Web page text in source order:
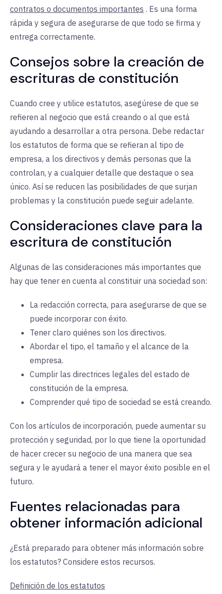
contratos o documentos importantes . Es una forma
rápida y segura de asegurarse de que todo se firma y
entrega correctamente.
Consejos sobre la creación de
escrituras de constitución
Cuando cree y utilice estatutos, asegúrese de que se
refieren al negocio que está creando o al que está
ayudando a desarrollar a otra persona. Debe redactar
los estatutos de forma que se refieran al tipo de
empresa, a los directivos y demás personas que la
controlan, y a cualquier detalle que destaque o sea
único. Así se reducen las posibilidades de que surjan
problemas y la constitución puede seguir adelante.
Consideraciones clave para la
escritura de constitución
Algunas de las consideraciones más importantes que
hay que tener en cuenta al constituir una sociedad son:
La redacción correcta, para asegurarse de que se
puede incorporar con éxito.
Tener claro quiénes son los directivos.
Abordar el tipo, el tamaño y el alcance de la
empresa.
Cumplir las directrices legales del estado de
constitución de la empresa.
Comprender qué tipo de sociedad se está creando.
Con los artículos de incorporación, puede aumentar su
protección y seguridad, por lo que tiene la oportunidad
de hacer crecer su negocio de una manera que sea
segura y le ayudará a tener el mayor éxito posible en el
futuro.
Fuentes relacionadas para
obtener información adicional
¿Está preparado para obtener más información sobre
los estatutos? Considere estos recursos.
Definición de los estatutos